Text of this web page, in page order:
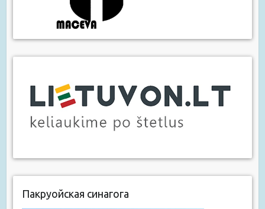
Пакруойская синагога